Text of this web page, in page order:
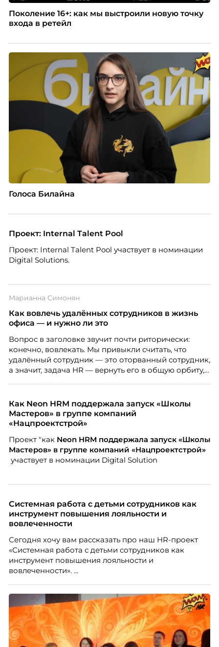
Поколение 16+: как мы выстроили новую точку
входа в ретейл
Голоса Билайна
Проект: Internal Talent Pool
Проект: Internal Talent Pool участвует в номинации
Digital Solutions.
Марианна Симонян
Как вовлечь удалённых сотрудников в жизнь
офиса — и нужно ли это
Вопрос в заголовке звучит почти риторически:
конечно, вовлекать. Мы привыкли считать, что
удалённый сотрудник — это оторванный сотрудник,
а значит, задача HR — вернуть его в общую орбиту,
вовлечения, стоит остановиться на неудобном
факте: данные говорят ровно обратное тому, что
подсказывает интуиция. Автор свежего выпуска
People Analytics, приглашённый лектор НИУ ВШЭ и
МИФИ, автор книги «Дао женской карьеры».
Как Neon HRM поддержала запуск «Школы
Мастеров» в группе компаний
«Нацпроектстрой»
Проект "какNeon HRM поддержала запуск «Школы
Мастеров» в группе компаний «Нацпроектстрой»
участвует в номинации Digital Solution
Системная работа с детьми сотрудников как
инструмент повышения лояльности и
вовлеченности
Сегодня хочу вам рассказать про наш HR-проект
«Системная работа с детьми сотрудников как
инструмент повышения лояльности и
вовлеченности».